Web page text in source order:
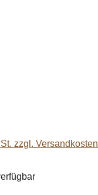
zzgl. Versandkosten